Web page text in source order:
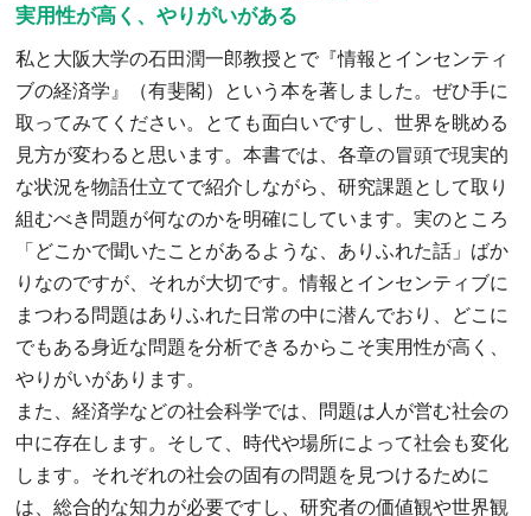
実用性が高く、やりがいがある
私と大阪大学の石田潤一郎教授とで『情報とインセンティ
ブの経済学』（有斐閣）という本を著しました。ぜひ手に
取ってみてください。とても面白いですし、世界を眺める
見方が変わると思います。本書では、各章の冒頭で現実的
な状況を物語仕立てで紹介しながら、研究課題として取り
組むべき問題が何なのかを明確にしています。実のところ
「どこかで聞いたことがあるような、ありふれた話」ばか
りなのですが、それが大切です。情報とインセンティブに
まつわる問題はありふれた日常の中に潜んでおり、どこに
でもある身近な問題を分析できるからこそ実用性が高く、
やりがいがあります。
また、経済学などの社会科学では、問題は人が営む社会の
中に存在します。そして、時代や場所によって社会も変化
します。それぞれの社会の固有の問題を見つけるために
は、総合的な知力が必要ですし、研究者の価値観や世界観